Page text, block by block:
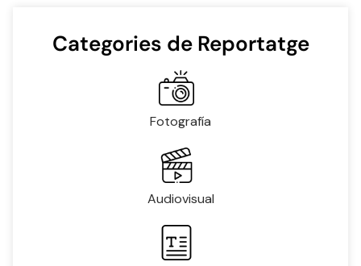
Categories de Reportatge
Fotografía
Audiovisual